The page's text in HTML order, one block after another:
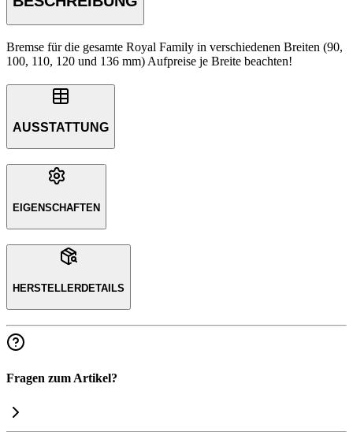
Bremse für die gesamte Royal Family in verschiedenen Breiten (90,
100, 110, 120 und 136 mm) Aufpreise je Breite beachten!
AUSSTATTUNG
EIGENSCHAFTEN
HERSTELLERDETAILS
Fragen zum Artikel?